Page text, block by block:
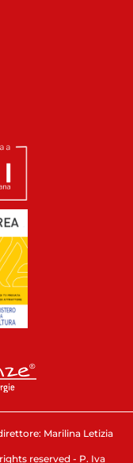
Marilina Letizia
reserved - P. Iva